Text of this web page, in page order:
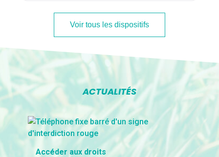
Voir tous les dispositifs
ACTUALITÉS
Accéder aux droits